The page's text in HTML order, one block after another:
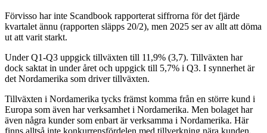
Förvisso har inte Scandbook rapporterat siffrorna för det fjärde
kvartalet ännu (rapporten släpps 20/2), men 2025 ser av allt att döma
ut att varit starkt.
Under Q1-Q3 uppgick tillväxten till 11,9% (3,7). Tillväxten har
dock saktat in under året och uppgick till 5,7% i Q3. I synnerhet är
det Nordamerika som driver tillväxten.
Tillväxten i Nordamerika tycks främst komma från en större kund i
Europa som även har verksamhet i Nordamerika. Men bolaget har
även några kunder som enbart är verksamma i Nordamerika. Här